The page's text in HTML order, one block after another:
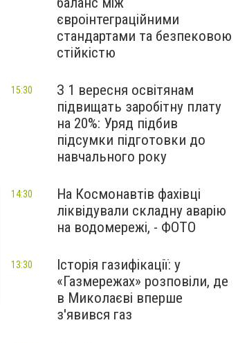
євроінтеграційними
стандартами та безпековою
стійкістю
З 1 вересня освітянам
підвищать заробітну плату
на 20%: Уряд підбив
підсумки підготовки до
навчального року
15:30
На Космонавтів фахівці
ліквідували складну аварію
на водомережі, - ФОТО
14:30
Історія газифікації: у
«Газмережах» розповіли, де
в Миколаєві вперше
з'явився газ
13:30